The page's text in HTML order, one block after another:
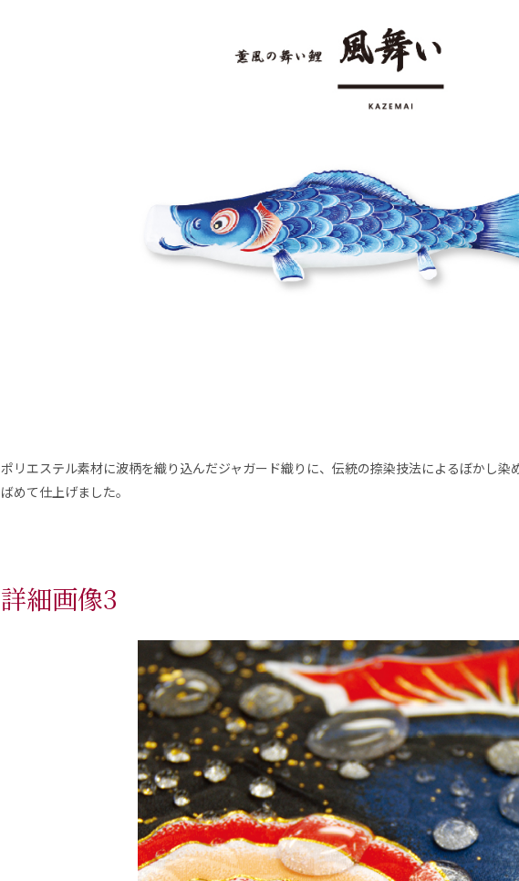
ポリエステル素材に波柄を織り込んだジャガード織りに、伝統の捺染技法によるぼかし染
ばめて仕上げました。
詳細画像3